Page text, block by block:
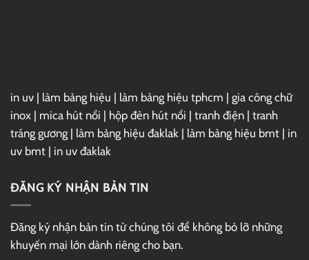
in uv | làm bảng hiệu | làm bảng hiệu tphcm | gia công chữ
inox | mica hút nổi | hộp đèn hút nổi | tranh điện | tranh
tráng gương | làm bảng hiệu đaklak | làm bảng hiệu bmt | in
uv bmt | in uv đaklak
ĐĂNG KÝ NHẬN BẢN TIN
Đăng ký nhận bản tin từ chúng tôi để không bỏ lỡ những
khuyến mại lớn dành riêng cho bạn.